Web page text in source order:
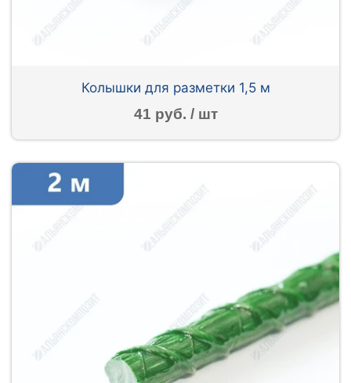
Колышки для разметки 1,5 м
41 руб. / шт